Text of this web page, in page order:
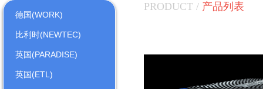
PRODUCT / 产品列表
德国(WORK)
比利时(NEWTEC)
英国(PARADISE)
英国(ETL)